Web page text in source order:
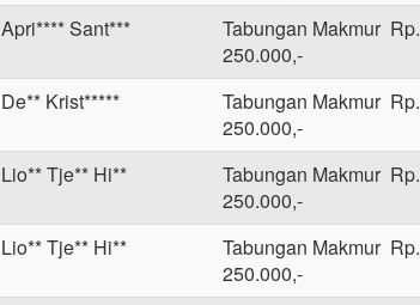
Apri**** Sant***
Tabungan Makmur Rp.
250.000,-
De** Krist*****
Tabungan Makmur Rp.
250.000,-
Lio** Tje** Hi**
Tabungan Makmur Rp.
250.000,-
Lio** Tje** Hi**
Tabungan Makmur Rp.
250.000,-